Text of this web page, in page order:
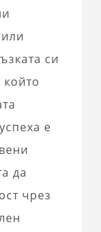
си
е
да
чрез